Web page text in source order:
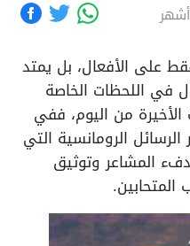
على الأفعال، بل يمتد
في اللحظات الخاصة
من اليوم، ففي
الرومانسية التي
المشاعر وتوثيق